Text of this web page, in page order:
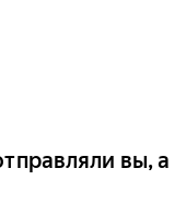
вы, а